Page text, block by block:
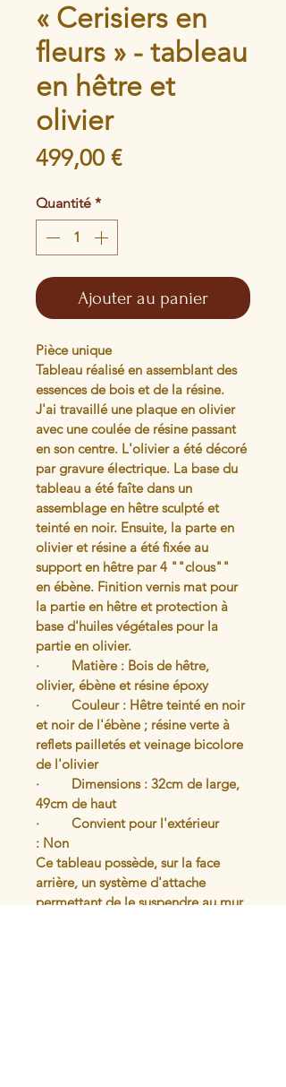
« Cerisiers en
fleurs » - tableau
en hêtre et
olivier
499,00 €Prix
Quantité *
Ajouter au panier
Pièce unique
Tableau réalisé en assemblant des
essences de bois et de la résine.
J'ai travaillé une plaque en olivier
avec une coulée de résine passant
en son centre. L'olivier a été décoré
par gravure électrique. La base du
tableau a été faîte dans un
assemblage en hêtre sculpté et
teinté en noir. Ensuite, la parte en
olivier et résine a été fixée au
support en hêtre par 4 ""clous""
en ébène. Finition vernis mat pour
la partie en hêtre et protection à
base d'huiles végétales pour la
partie en olivier.
·         Matière : Bois de hêtre,
olivier, ébène et résine époxy
·         Couleur : Hêtre teinté en noir
et noir de l'ébène ; résine verte à
reflets pailletés et veinage bicolore
de l'olivier
·         Dimensions : 32cm de large,
49cm de haut
·         Convient pour l'extérieur
: Non
Ce tableau possède, sur la face
arrière, un système d'attache
permettant de le suspendre au mur.